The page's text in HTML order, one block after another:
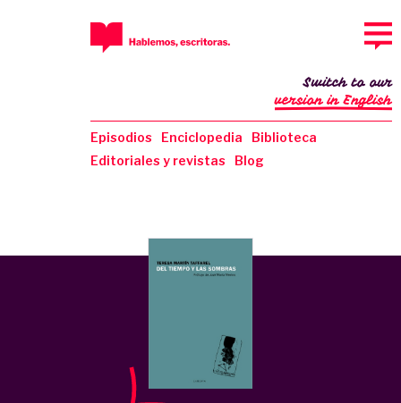
Episodios Enciclopedia
Biblioteca
Editoriales y revistas
Blog
Switch to our
version in English